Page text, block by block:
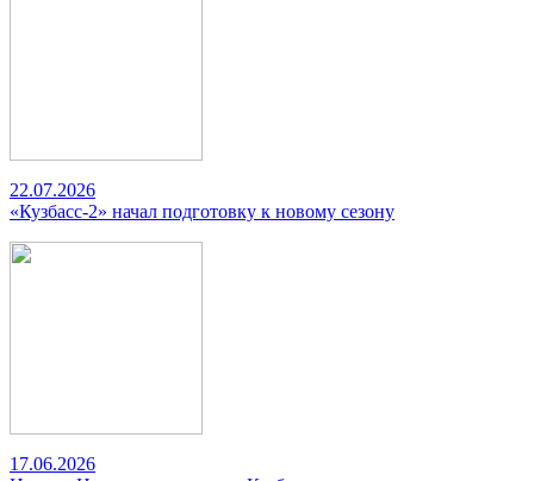
22.07.2026
«Кузбасс-2» начал подготовку к новому сезону
17.06.2026